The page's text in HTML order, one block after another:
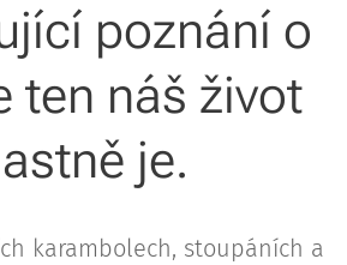
poznání o
ten náš život
je.
karambolech, stoupáních a